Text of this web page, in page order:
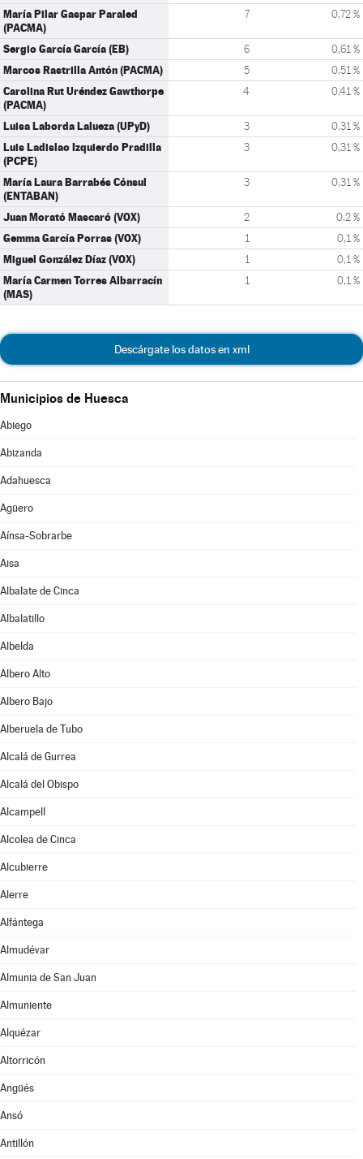
María Pilar Gaspar Paraled
(PACMA)
7 0,72 %
Sergio García García (EB) 6 0,61 %
Marcos Rastrilla Antón (PACMA) 5 0,51 %
Carolina Rut Uréndez Gawthorpe
(PACMA)
4 0,41 %
Luisa Laborda Lalueza (UPyD) 3 0,31 %
Luis Ladislao Izquierdo Pradilla
(PCPE)
3 0,31 %
María Laura Barrabés Cónsul
(ENTABAN)
3 0,31 %
Juan Morató Mascaró (VOX) 2 0,2 %
Gemma García Porras (VOX) 1 0,1 %
Miguel González Díaz (VOX) 1 0,1 %
María Carmen Torres Albarracín
(MAS)
1 0,1 %
Descárgate los datos en xml
Municipios de Huesca
Abiego
Abizanda
Adahuesca
Agüero
Aínsa-Sobrarbe
Aisa
Albalate de Cinca
Albalatillo
Albelda
Albero Alto
Albero Bajo
Alberuela de Tubo
Alcalá de Gurrea
Alcalá del Obispo
Alcampell
Alcolea de Cinca
Alcubierre
Alerre
Alfántega
Almudévar
Almunia de San Juan
Almuniente
Alquézar
Altorricón
Angüés
Ansó
Antillón